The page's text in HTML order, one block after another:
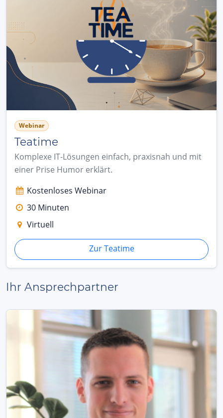
Webinar
Teatime
Komplexe IT-Lösungen einfach, praxisnah und mit
einer Prise Humor erklärt.
Kostenloses Webinar
30 Minuten
Virtuell
Zur Teatime
Ihr Ansprechpartner